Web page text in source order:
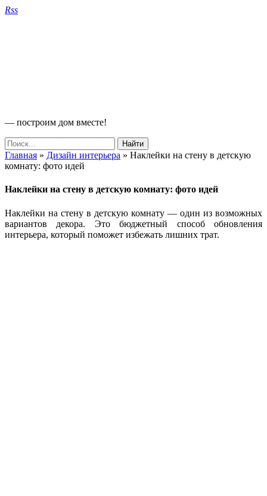
Rss
— построим дом вместе!
Главная » Дизайн интерьера » Наклейки на стену в детскую
комнату: фото идей
Наклейки на стену в детскую комнату: фото идей
Наклейки на стену в детскую комнату — один из возможных
вариантов декора. Это бюджетный способ обновления
интерьера, который поможет избежать лишних трат.